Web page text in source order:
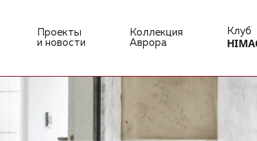
Проекты
и новости
Коллекция
Аврора
Клуб